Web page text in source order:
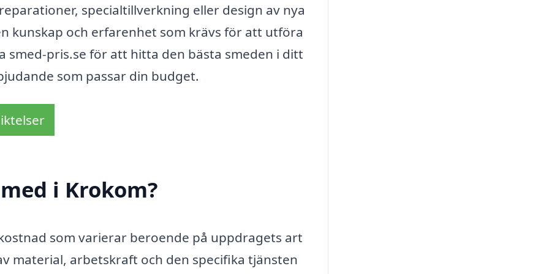
specialtillverkning eller design av nya
kunskap och erfarenhet som krävs för att utföra
smed-pris.se för att hitta den bästa smeden i ditt
som passar din budget.
i Krokom?
som varierar beroende på uppdragets art
material, arbetskraft och den specifika tjänsten